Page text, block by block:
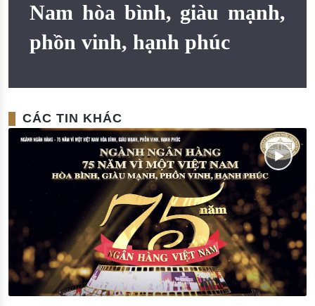
Nam hòa bình, giàu mạnh,
phồn vinh, hạnh phúc
CÁC TIN KHÁC